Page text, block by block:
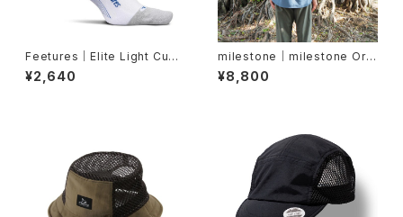
Feetures｜Elite Light Cush
ion Quarter -White Track
¥2,640
milestone｜milestone Orig
inal T-Shirt Canvas "Let's
Keep Pushing Our Limit
¥8,800